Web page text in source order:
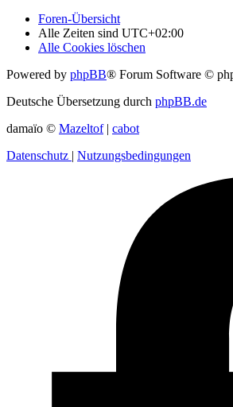
Foren-Übersicht
Alle Zeiten sind UTC+02:00
Alle Cookies löschen
Powered by phpBB® Forum Software ©
Deutsche Übersetzung durch phpBB.de
damaïo © Mazeltof| cabot
Datenschutz | Nutzungsbedingungen